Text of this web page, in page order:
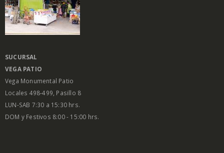
SUCURSAL
VEGA PATIO
Vega Monumental Patio
Locales 498-499, Pasillo 8
LUN-SAB 7:30 a 15:30 hrs.
DOM y Festivos 8:00 - 15:00 hrs.